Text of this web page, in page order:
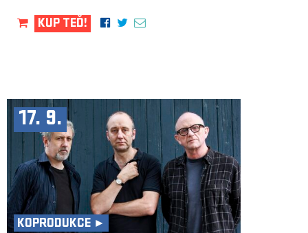
KUP TEĎ!
17. 9.
KOPRODUKCE ►